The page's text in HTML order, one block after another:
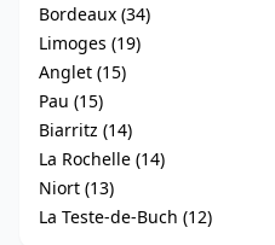
Bordeaux (34)
Limoges (19)
Anglet (15)
Pau (15)
Biarritz (14)
La Rochelle (14)
Niort (13)
La Teste-de-Buch (12)